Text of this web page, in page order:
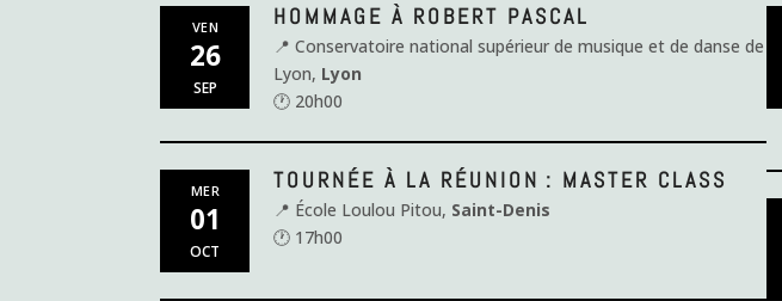
VEN
26
SEP
HOMMAGE À ROBERT PASCAL
📍 Conservatoire national supérieur de musique et de danse de
Lyon, Lyon
🕐 20h00
MER
01
OCT
TOURNÉE À LA RÉUNION : MASTER CLASS
📍 École Loulou Pitou, Saint-Denis
🕐 17h00